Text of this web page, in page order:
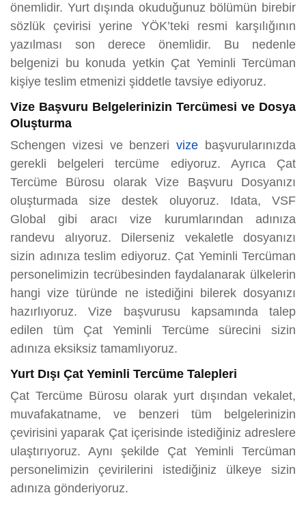
önemlidir. Yurt dışında okuduğunuz bölümün birebir
sözlük çevirisi yerine YÖK’teki resmi karşılığının
yazılması son derece önemlidir. Bu nedenle
belgenizi bu konuda yetkin Çat Yeminli Tercüman
kişiye teslim etmenizi şiddetle tavsiye ediyoruz.
Vize Başvuru Belgelerinizin Tercümesi ve Dosya
Oluşturma
Schengen vizesi ve benzerivize başvurularınızda
gerekli belgeleri tercüme ediyoruz. Ayrıca Çat
Tercüme Bürosu olarak Vize Başvuru Dosyanızı
oluşturmada size destek oluyoruz. Idata, VSF
Global gibi aracı vize kurumlarından adınıza
randevu alıyoruz. Dilerseniz vekaletle dosyanızı
sizin adınıza teslim ediyoruz. Çat Yeminli Tercüman
personelimizin tecrübesinden faydalanarak ülkelerin
hangi vize türünde ne istediğini bilerek dosyanızı
hazırlıyoruz. Vize başvurusu kapsamında talep
edilen tüm Çat Yeminli Tercüme sürecini sizin
adınıza eksiksiz tamamlıyoruz.
Yurt Dışı Çat Yeminli Tercüme Talepleri
Çat Tercüme Bürosu olarak yurt dışından vekalet,
muvafakatname, ve benzeri tüm belgelerinizin
çevirisini yaparak Çat içerisinde istediğiniz adreslere
ulaştırıyoruz. Aynı şekilde Çat Yeminli Tercüman
personelimizin çevirilerini istediğiniz ülkeye sizin
adınıza gönderiyoruz.